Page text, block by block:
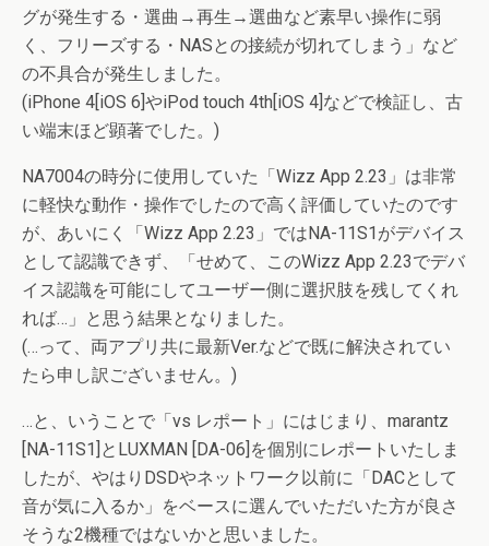
グが発生する・選曲→再生→選曲など素早い操作に弱
く、フリーズする・NASとの接続が切れてしまう」など
の不具合が発生しました。
(iPhone 4[iOS 6]やiPod touch 4th[iOS 4]などで検証し、古
い端末ほど顕著でした。)
NA7004の時分に使用していた「Wizz App 2.23」は非常
に軽快な動作・操作でしたので高く評価していたのです
が、あいにく「Wizz App 2.23」ではNA-11S1がデバイス
として認識できず、「せめて、このWizz App 2.23でデバ
イス認識を可能にしてユーザー側に選択肢を残してくれ
れば…」と思う結果となりました。
(…って、両アプリ共に最新Ver.などで既に解決されてい
たら申し訳ございません。)
…と、いうことで「vs レポート」にはじまり、marantz
[NA-11S1]とLUXMAN [DA-06]を個別にレポートいたしま
したが、やはりDSDやネットワーク以前に「DACとして
音が気に入るか」をベースに選んでいただいた方が良さ
そうな2機種ではないかと思いました。